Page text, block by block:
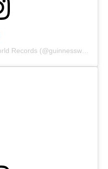
A post shared by Guinness World Records (@guinnessworldrecords)